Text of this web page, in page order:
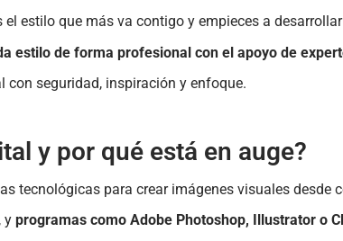
estilo que más va contigo y empieces a
estilo de forma profesional con el apoyo de
seguridad, inspiración y enfoque.
y por qué está en auge?
tecnológicas para crear imágenes visuales desde
, y programas como Adobe Photoshop, Illustrator o